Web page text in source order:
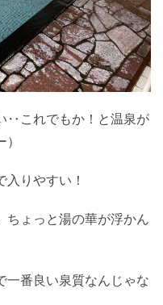
‥これでもか！と温泉が
りやすい！
ちょっと湯の華が浮かん
一番良い泉質なんじゃな